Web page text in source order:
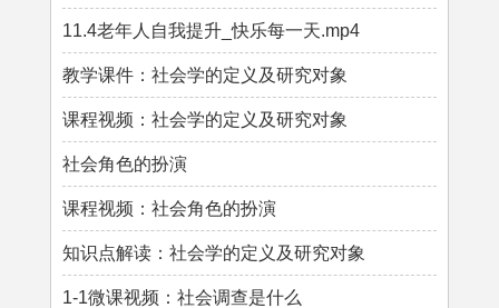
11.4老年人自我提升_快乐每一天.mp4
教学课件：社会学的定义及研究对象
课程视频：社会学的定义及研究对象
社会角色的扮演
课程视频：社会角色的扮演
知识点解读：社会学的定义及研究对象
1-1微课视频：社会调查是什么